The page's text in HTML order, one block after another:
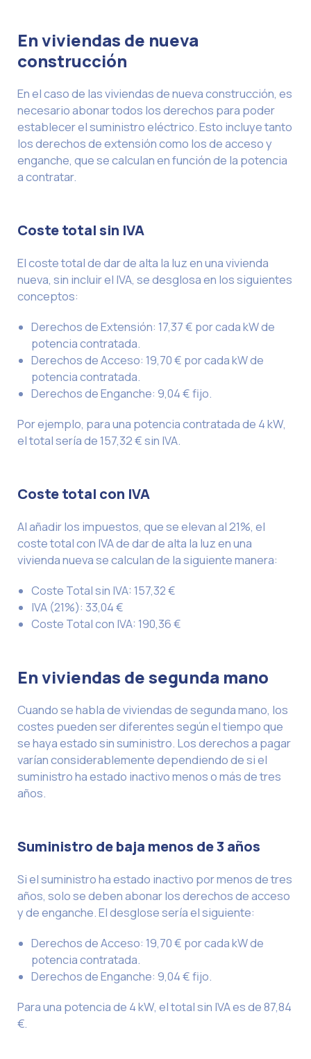
En viviendas de nueva
construcción
En el caso de las viviendas de nueva construcción, es
necesario abonar todos los derechos para poder
establecer el suministro eléctrico. Esto incluye tanto
los derechos de extensión como los de acceso y
enganche, que se calculan en función de la potencia
a contratar.
Coste total sin IVA
El coste total de dar de alta la luz en una vivienda
nueva, sin incluir el IVA, se desglosa en los siguientes
conceptos:
Derechos de Extensión: 17,37 € por cada kW de
potencia contratada.
Derechos de Acceso: 19,70 € por cada kW de
potencia contratada.
Derechos de Enganche: 9,04 € fijo.
Por ejemplo, para una potencia contratada de 4 kW,
el total sería de 157,32 € sin IVA.
Coste total con IVA
Al añadir los impuestos, que se elevan al 21%, el
coste total con IVA de dar de alta la luz en una
vivienda nueva se calculan de la siguiente manera:
Coste Total sin IVA: 157,32 €
IVA (21%): 33,04 €
Coste Total con IVA: 190,36 €
En viviendas de segunda mano
Cuando se habla de viviendas de segunda mano, los
costes pueden ser diferentes según el tiempo que
se haya estado sin suministro. Los derechos a pagar
varían considerablemente dependiendo de si el
suministro ha estado inactivo menos o más de tres
años.
Suministro de baja menos de 3 años
Si el suministro ha estado inactivo por menos de tres
años, solo se deben abonar los derechos de acceso
y de enganche. El desglose sería el siguiente:
Derechos de Acceso: 19,70 € por cada kW de
potencia contratada.
Derechos de Enganche: 9,04 € fijo.
Para una potencia de 4 kW, el total sin IVA es de 87,84
€.